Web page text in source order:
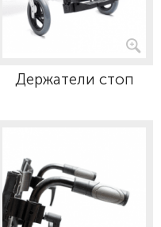
Держатели стоп